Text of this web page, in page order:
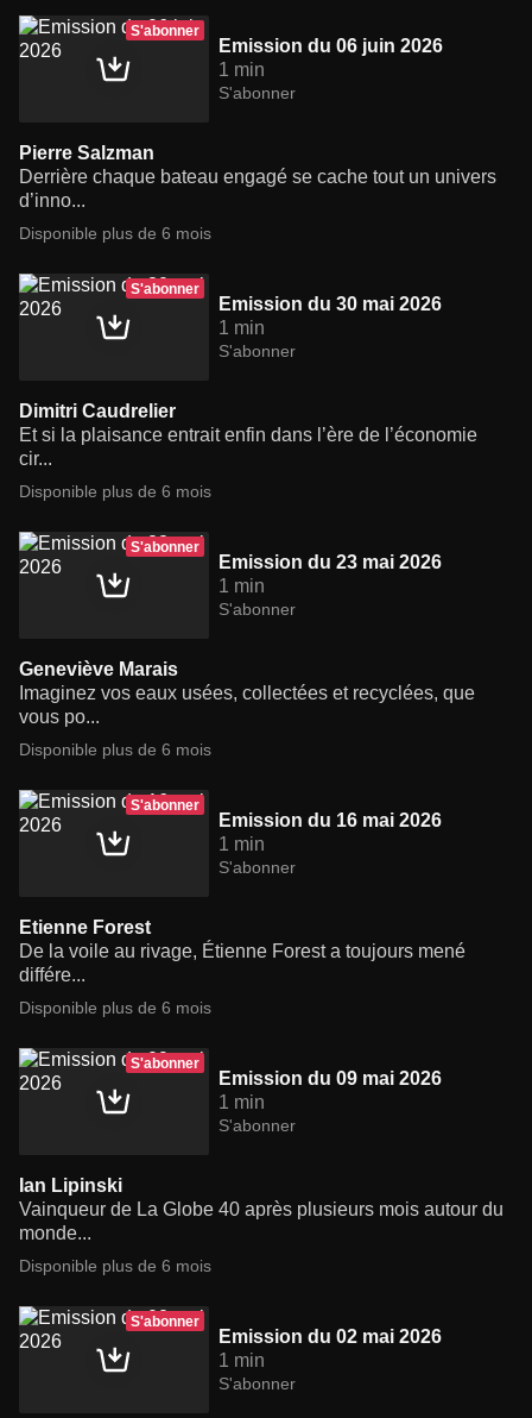
S'abonner
Emission du 06 juin 2026
1 min
S'abonner
Pierre Salzman
Derrière chaque bateau engagé se cache tout un univers
d’inno...
Disponible plus de 6 mois
S'abonner
Emission du 30 mai 2026
1 min
S'abonner
Dimitri Caudrelier
Et si la plaisance entrait enfin dans l’ère de l’économie
cir...
Disponible plus de 6 mois
S'abonner
Emission du 23 mai 2026
1 min
S'abonner
Geneviève Marais
Imaginez vos eaux usées, collectées et recyclées, que
vous po...
Disponible plus de 6 mois
S'abonner
Emission du 16 mai 2026
1 min
S'abonner
Etienne Forest
De la voile au rivage, Étienne Forest a toujours mené
différe...
Disponible plus de 6 mois
S'abonner
Emission du 09 mai 2026
1 min
S'abonner
Ian Lipinski
Vainqueur de La Globe 40 après plusieurs mois autour du
monde...
Disponible plus de 6 mois
S'abonner
Emission du 02 mai 2026
1 min
S'abonner